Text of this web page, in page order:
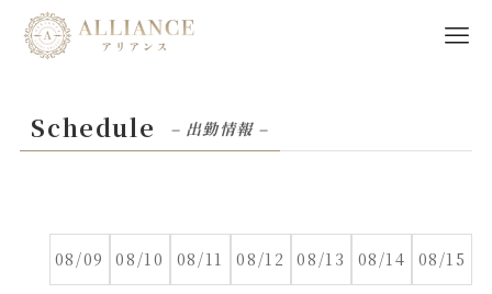
Schedule – 出勤情報 –
08/09 08/10 08/11 08/12 08/13 08/14 08/15